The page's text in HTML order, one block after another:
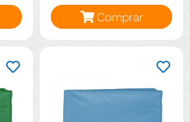
Comprar